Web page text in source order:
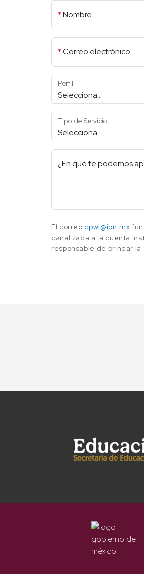
*Nombre
*Correo electrónico
Perfil
Tipo de Servicio
¿En qué te podemos
El correo cpwi@ipn.mx
canalizada a la cuenta
responsable de brindar